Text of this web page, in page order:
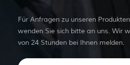
Für Anfragen zu unseren
wenden Sie sich bitte an uns. Wir
von 24 Stunden bei Ihnen melden.